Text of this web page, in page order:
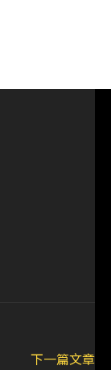
下一篇文章